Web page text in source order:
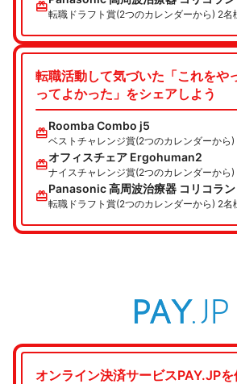
redeem転職ドラフト賞(2つのカレンダーから) 2名
転職活動して気づいた「これをや
ってよかった」をシェアしよう
redeemRoomba Combo j5
ベストチャレンジ賞(2つのカレンダーから)
redeemオフィスチェア Ergohuman2
ナイスチャレンジ賞(2つのカレンダーから)
redeemPanasonic 高周波治療器 コリコラン
転職ドラフト賞(2つのカレンダーから) 2名
オンライン決済サービスPAY.JP